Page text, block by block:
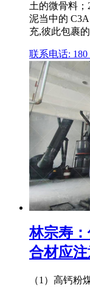
土的微骨料
泥当中的
充,彼此包裹
联系电话: 180
林宗寿
合材应
（1）高钙粉